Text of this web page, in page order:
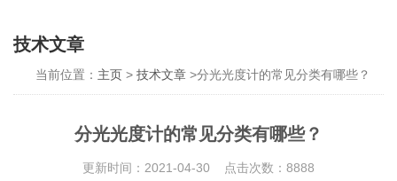
技术文章
当前位置： 主页 >技术文章 >分光光度计的常见分类有哪些？
分光光度计的常见分类有哪些？
更新时间：2021-04-30 点击次数：8888